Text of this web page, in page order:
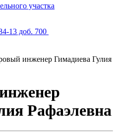
участка
13 доб. 700
инженер Гимадиева Гулия
Рафаэлевна